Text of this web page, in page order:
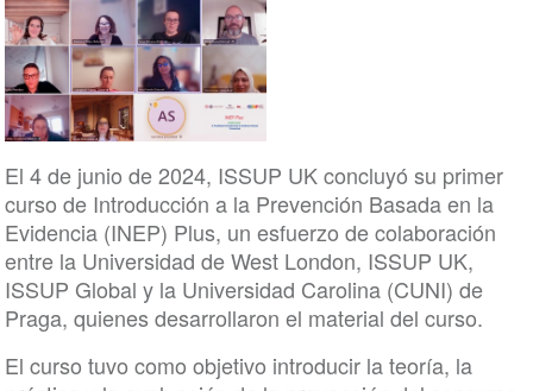
El 4 de junio de 2024, ISSUP UK concluyó su primer
curso de Introducción a la Prevención Basada en la
Evidencia (INEP) Plus, un esfuerzo de colaboración
entre la Universidad de West London, ISSUP UK,
ISSUP Global y la Universidad Carolina (CUNI) de
Praga, quienes desarrollaron el material del curso.
El curso tuvo como objetivo introducir la teoría, la